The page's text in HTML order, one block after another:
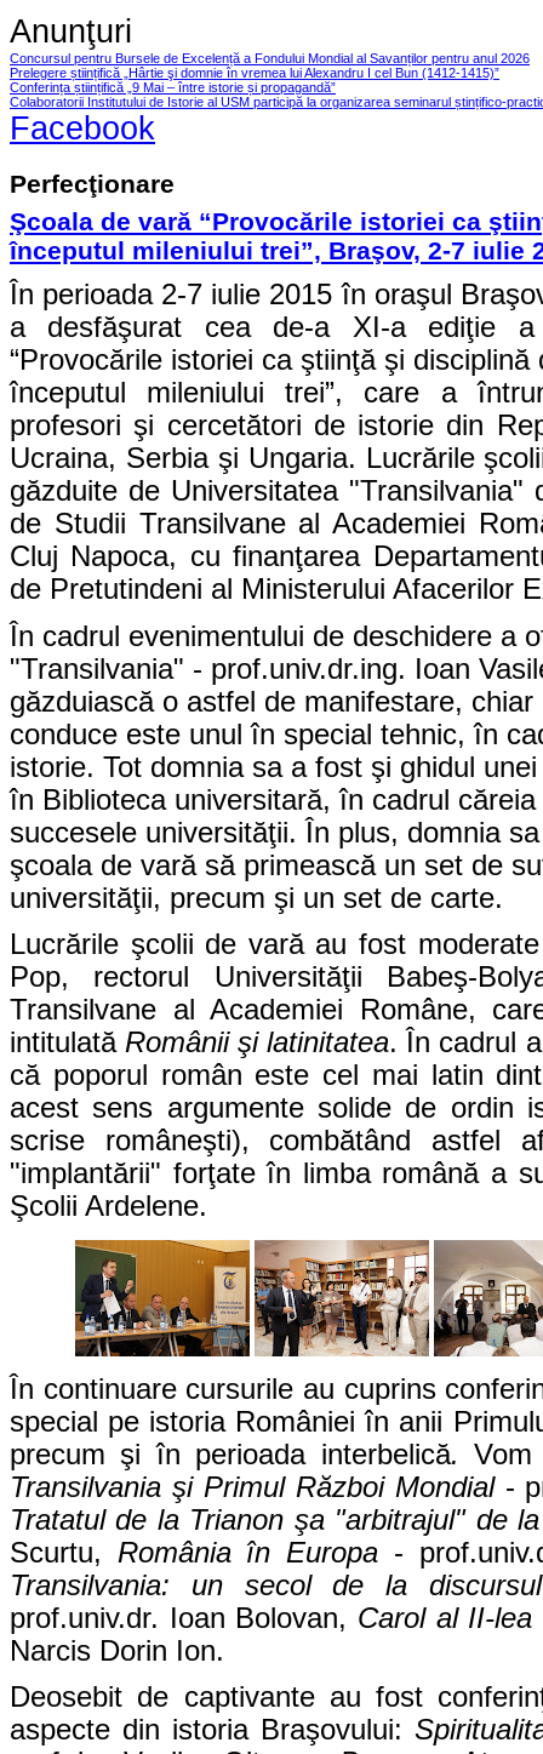
Anunţuri
Concursul pentru Bursele de Excelență a Fondului Mondial al Savanților pentru anul 2026
Prelegere științifică „Hârtie şi domnie în vremea lui Alexandru I cel Bun (1412-1415)”
Conferința științifică „9 Mai – între istorie și propagandă”
Colaboratorii Institutului de Istorie al USM participă la organizarea seminarul ștințifico-
Facebook
Perfecţionare
Şcoala de vară “Provocările istoriei ca
începutul mileniului trei”, Braşov, 2-7 iulie
În perioada 2-7 iulie 2015 în oraşul
a desfăşurat cea de-a XI-a ediţie
“Provocările istoriei ca ştiinţă şi
începutul mileniului trei”, care a
profesori şi cercetători de istorie din
Ucraina, Serbia şi Ungaria. Lucrările
găzduite de Universitatea
de Studii Transilvane al Academiei
Cluj Napoca, cu finanţarea
de Pretutindeni al Ministerului Afacerilor
În cadrul evenimentului de deschidere a
"Transilvania" - prof.univ.dr.ing. Ioan
găzduiască o astfel de manifestare,
conduce este unul în special tehnic, în
istorie. Tot domnia sa a fost şi ghidul
în Biblioteca universitară, în cadrul
succesele universităţii. În plus, domnia
şcoala de vară să primească un set de
universităţii, precum şi un set de carte.
Lucrările şcolii de vară au fost
Pop, rectorul Universităţii Babeş-
Transilvane al Academiei Române,
intitulată Românii şi latinitatea. În cadrul
că poporul român este cel mai latin
acest sens argumente solide de ordin
scrise româneşti), combătând astfel
"implantării" forţate în limba română a
Şcolii Ardelene.
În continuare cursurile au cuprins
special pe istoria României în anii
precum şi în perioada interbelică.
Transilvania şi Primul Război Mondial -
Tratatul de la Trianon şa "arbitrajul" de
Scurtu, România în Europa -
Transilvania: un secol de la
prof.univ.dr. Ioan Bolovan, Carol al II-
Narcis Dorin Ion.
Deosebit de captivante au fost
aspecte din istoria Braşovului: